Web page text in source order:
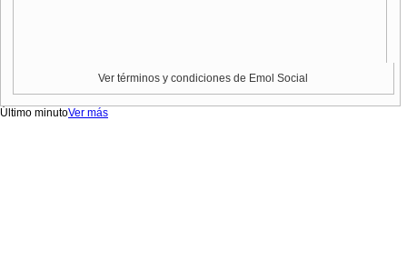
Ver términos y condiciones de Emol Social
Último minutoVer más